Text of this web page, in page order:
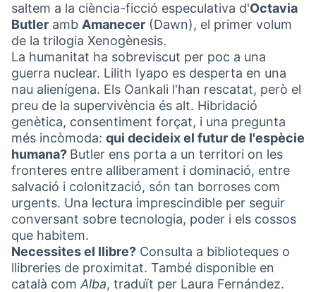
saltem a la ciència-ficció especulativa d'Octavia
Butler amb Amanecer (Dawn), el primer volum
de la trilogia Xenogènesis.
La humanitat ha sobreviscut per poc a una
guerra nuclear. Lilith Iyapo es desperta en una
nau alienígena. Els Oankali l'han rescatat, però el
preu de la supervivència és alt. Hibridació
genètica, consentiment forçat, i una pregunta
més incòmoda: qui decideix el futur de l'espècie
humana? Butler ens porta a un territori on les
fronteres entre alliberament i dominació, entre
salvació i colonització, són tan borroses com
urgents. Una lectura imprescindible per seguir
conversant sobre tecnologia, poder i els cossos
que habitem.
Necessites el llibre? Consulta a biblioteques o
llibreries de proximitat. També disponible en
català com Alba, traduït per Laura Fernández.